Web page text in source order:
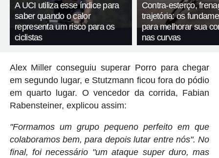
A UCI utiliza esse índice para
saber quando o calor
representa um risco para os
ciclistas
Contra-esterço,
trajetória: os
para melhorar sua
nas curvas
Alex Miller conseguiu superar Porro para chegar
em segundo lugar, e Stutzmann ficou fora do pódio
em quarto lugar. O vencedor da corrida, Fabian
Rabensteiner, explicou assim:
"Formamos um grupo pequeno perfeito em que
colaboramos bem, para depois lutar entre nós". No
final, foi necessário "um ataque super duro, mas